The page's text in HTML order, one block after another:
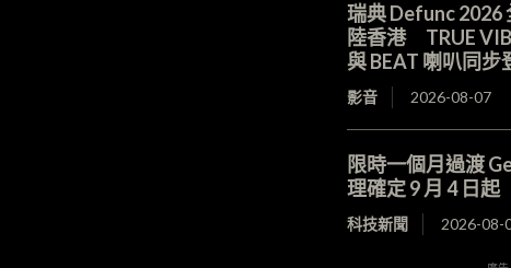
瑞典 Defunc 2026
陸香港 TRUE
與 BEAT 喇叭同步
影音 2026-08-07
限時一個月過渡
理確定 9 月 4 日起
科技新聞 2026-08-